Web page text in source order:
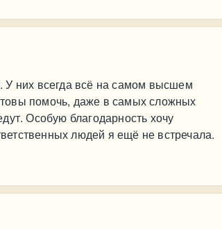
У них всегда всё на самом высшем
помочь, даже в самых сложных
Особую благодарность хочу
людей я ещё не встречала.